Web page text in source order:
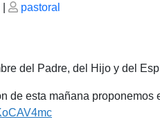
Publicado
pastoral
del Padre, del Hijo y del
de esta mañana